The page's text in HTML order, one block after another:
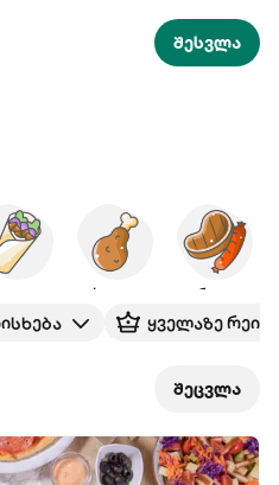
შესვლა
ქათამი გრილი
ყველაზე
შეცვლა